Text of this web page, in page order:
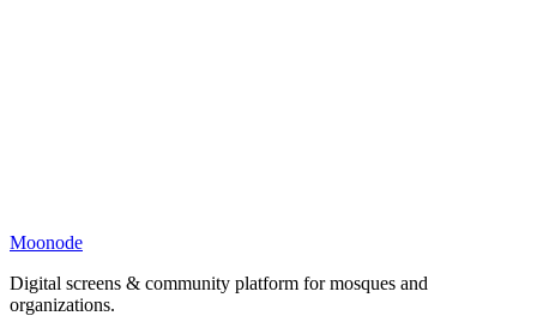
Moonode
Digital screens & community platform for mosques and
organizations.